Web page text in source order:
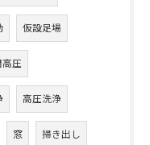
仮設足場
高圧
高圧洗浄
窓 掃き出し